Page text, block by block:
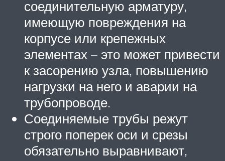
соединительную арматуру,
имеющую повреждения на
корпусе или крепежных
элементах – это может привести
к засорению узла, повышению
нагрузки на него и аварии на
трубопроводе.
Соединяемые трубы режут
строго поперек оси и срезы
обязательно выравнивают,